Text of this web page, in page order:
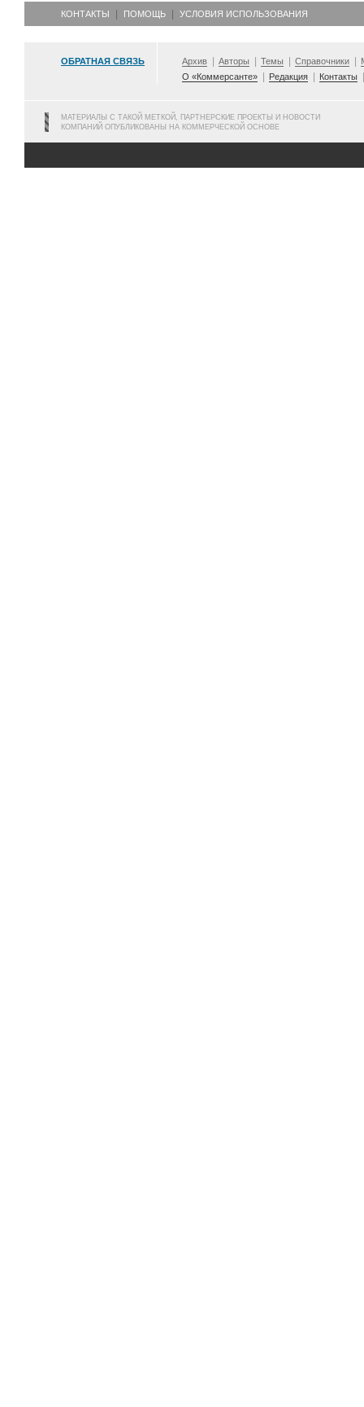
КОНТАКТЫ ПОМОЩЬ УСЛОВИЯ ИСПОЛЬЗОВАНИЯ
ОБРАТНАЯ СВЯЗЬ Архив Авторы Темы Справочники
О «Коммерсанте»
Редакция Контакты
МАТЕРИАЛЫ С ТАКОЙ МЕТКОЙ, ПАРТНЕРСКИЕ ПРОЕКТЫ И НОВОСТИ
КОМПАНИЙ ОПУБЛИКОВАНЫ НА КОММЕРЧЕСКОЙ ОСНОВЕ